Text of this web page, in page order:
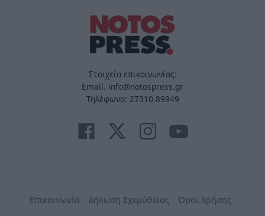
Στοιχεία επικοινωνίας:
Email. info@notospress.gr
Τηλέφωνο: 27310.89949
Επικοινωνία Δήλωση Εχεμύθειας Όροι Χρήσης